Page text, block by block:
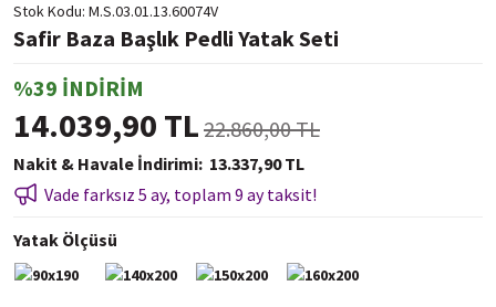
Stok Kodu M.S.03.01.13.60074V
Safir Baza Başlık Pedli Yatak Seti
%39 İNDİRİM
14.039,90 TL 22.860,00 TL
Nakit & Havale İndirimi 13.337,90 TL
Vade farksız 5 ay, toplam 9 ay taksit!
Yatak Ölçüsü